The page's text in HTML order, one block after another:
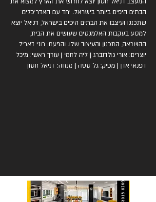
הבתים היפים ביותר בישראל. יחד עם האדריכלים
שתכננו ועיצבו את הבתים היפים בישראל, דניאל יוצא
למסע בעקבות האלמנטים שעושים את הבית,
ההשראה, התכנון והעיצוב שלו. והפעם: רוני באריל
יוצרים: אורי גולדנברג | ליה לחמי | עורך ראשי: מיכל
דפנאי אדן | מפיק: גל טסה | מנחה: דניאל חסון